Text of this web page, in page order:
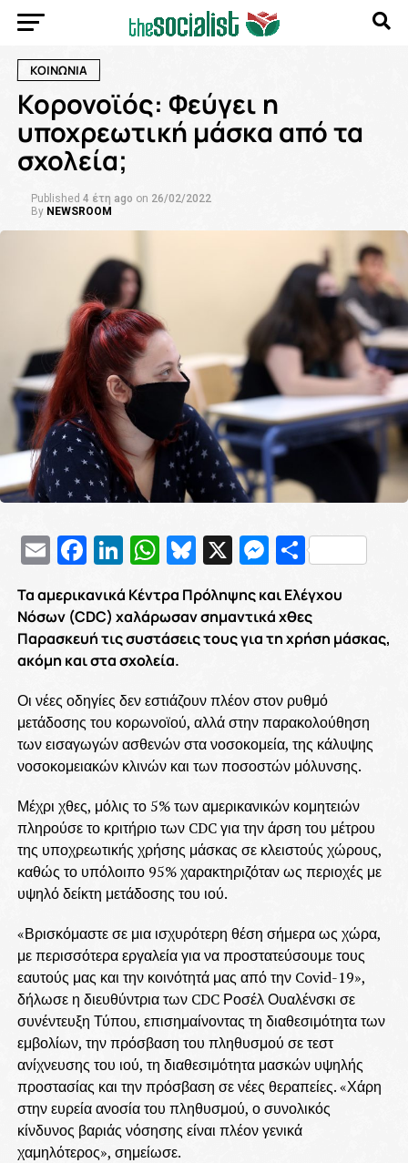
ΚΟΙΝΩΝΙΑ
Κορονοϊός: Φεύγει η
υποχρεωτική μάσκα από τα
σχολεία;
Published 4 έτη ago on 26/02/2022
By NEWSROOM
EmailFacebook
LinkedIn
WhatsApp
Bluesky
X
Τα αμερικανικά Κέντρα Πρόληψης και Ελέγχου
Νόσων (CDC) χαλάρωσαν σημαντικά χθες
Παρασκευή τις συστάσεις τους για τη χρήση μάσκας,
ακόμη και στα σχολεία.
Οι νέες οδηγίες δεν εστιάζουν πλέον στον ρυθμό
μετάδοσης του κορωνοϊού, αλλά στην παρακολούθηση
των εισαγωγών ασθενών στα νοσοκομεία, της κάλυψης
νοσοκομειακών κλινών και των ποσοστών μόλυνσης.
Μέχρι χθες, μόλις το 5% των αμερικανικών κομητειών
πληρούσε το κριτήριο των CDC για την άρση του μέτρου
της υποχρεωτικής χρήσης μάσκας σε κλειστούς χώρους,
καθώς το υπόλοιπο 95% χαρακτηριζόταν ως περιοχές με
υψηλό δείκτη μετάδοσης του ιού.
«Βρισκόμαστε σε μια ισχυρότερη θέση σήμερα ως χώρα,
με περισσότερα εργαλεία για να προστατεύσουμε τους
εαυτούς μας και την κοινότητά μας από την Covid-19»,
δήλωσε η διευθύντρια των CDC Ροσέλ Ουαλένσκι σε
συνέντευξη Τύπου, επισημαίνοντας τη διαθεσιμότητα των
εμβολίων, την πρόσβαση του πληθυσμού σε τεστ
ανίχνευσης του ιού, τη διαθεσιμότητα μασκών υψηλής
προστασίας και την πρόσβαση σε νέες θεραπείες. «Χάρη
στην ευρεία ανοσία του πληθυσμού, ο συνολικός
κίνδυνος βαριάς νόσησης είναι πλέον γενικά
χαμηλότερος», σημείωσε.